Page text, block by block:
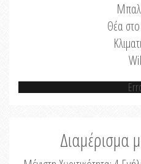
Θέα
Διαμέρισμα